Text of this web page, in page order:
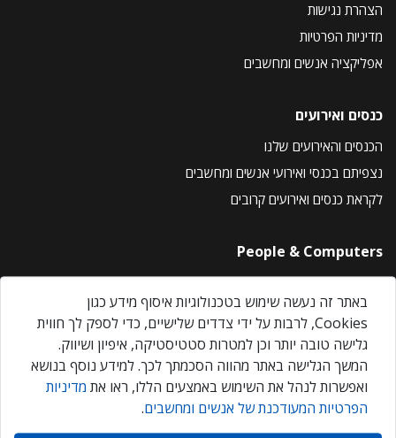
הצהרת נגישות
מדיניות הפרטיות
אפליקציה אנשים ומחשבים
כנסים ואירועים
הכנסים והאירועים שלנו
נצפיתם בכנסי ואירועי אנשים ומחשבים
לקראת כנסים ואירועים קרובים
People & Computers
About Us
Privacy Policy
Contact Us
Our Events
אנשים ומחשבים © 2026 – כל הזכויות שמורות
באתר זה נעשה שימוש בטכנולוגיות איסוף מידע כגון
Cookies, לרבות על ידי צדדים שלישיים, כדי לספק לך חווית
גלישה טובה יותר וכן למטרות סטטיסטיקה, איפיון ושיווק.
המשך הגלישה באתר מהווה הסכמתך לכך. למידע נוסף בנושא
ואפשרות לנהל את השימוש באמצעים הללו, ראו את מדיניות
הפרטיות המעודכנת של אנשים ומחשבים.